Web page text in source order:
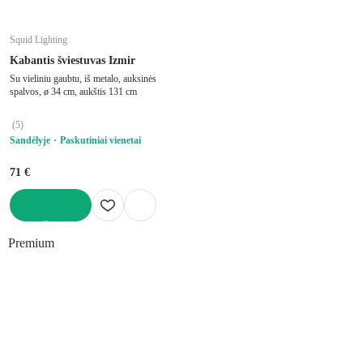
Squid Lighting
Kabantis šviestuvas Izmir
Su vieliniu gaubtu, iš metalo, auksinės
spalvos, ø 34 cm, aukštis 131 cm
(5)
Sandėlyje
Paskutiniai vienetai
71 €
Premium